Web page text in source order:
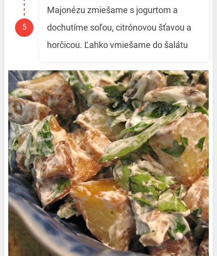
Majonézu zmiešame s jogurtom a
dochutíme soľou, citrónovou šťavou a
horčicou. Ľahko vmiešame do šalátu